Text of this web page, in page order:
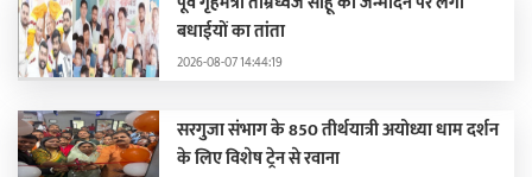
बधाईयों का तांता
2026-08-07 14:44:19
सरगुजा संभाग के 850 तीर्थयात्री अयोध्या धाम दर्शन
के लिए विशेष ट्रेन से रवाना